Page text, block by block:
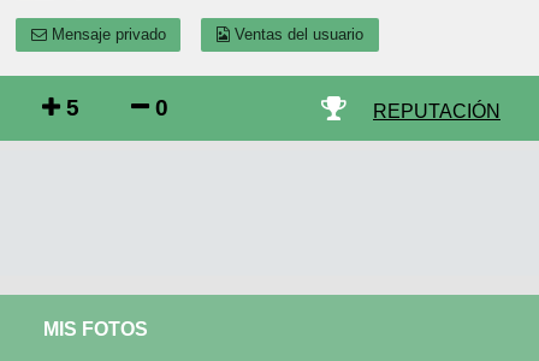
Mensaje privado Ventas del usuario
5 0 REPUTACIÓN
MIS FOTOS